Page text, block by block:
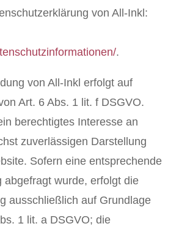
von All-Inkl:
.
von All-Inkl erfolgt auf
Art. 6 Abs. 1 lit. f DSGVO.
berechtigtes Interesse an
zuverlässigen Darstellung
Sofern eine entsprechende
abgefragt wurde, erfolgt die
ausschließlich auf Grundlage
1 lit. a DSGVO; die